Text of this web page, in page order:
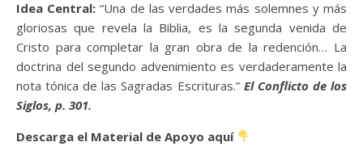
Idea Central:“Una de las verdades más solemnes y más
gloriosas que revela la Biblia, es la segunda venida de
Cristo para completar la gran obra de la redención… La
doctrina del segundo advenimiento es verdaderamente la
nota tónica de las Sagradas Escrituras.” El Conflicto de los
Siglos, p. 301.
Descarga el Material de Apoyo aquí